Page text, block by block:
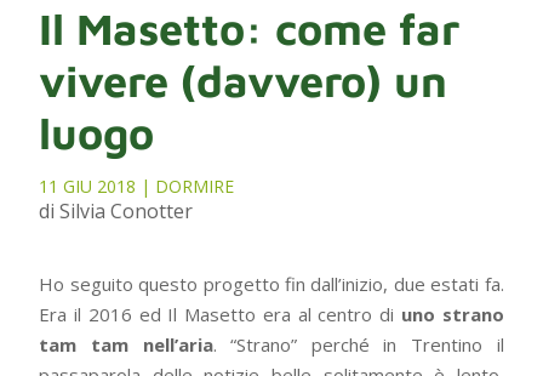
Il Masetto: come far
vivere (davvero) un
luogo
11 GIU 2018 | DORMIRE
di Silvia Conotter
Ho seguito questo progetto fin dall’inizio, due estati fa.
Era il 2016 ed Il Masetto era al centro di uno strano
tam tam nell’aria. “Strano” perché in Trentino il